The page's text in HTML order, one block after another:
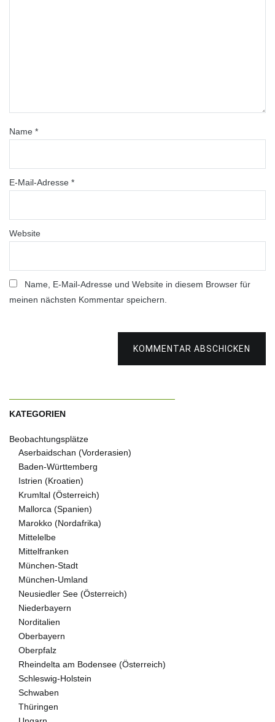
Name *
E-Mail-Adresse *
Website
Name, E-Mail-Adresse und Website in diesem Browser für
meinen nächsten Kommentar speichern.
KOMMENTAR ABSCHICKEN
KATEGORIEN
Beobachtungsplätze
Aserbaidschan (Vorderasien)
Baden-Württemberg
Istrien (Kroatien)
Krumltal (Österreich)
Mallorca (Spanien)
Marokko (Nordafrika)
Mittelelbe
Mittelfranken
München-Stadt
München-Umland
Neusiedler See (Österreich)
Niederbayern
Norditalien
Oberbayern
Oberpfalz
Rheindelta am Bodensee (Österreich)
Schleswig-Holstein
Schwaben
Thüringen